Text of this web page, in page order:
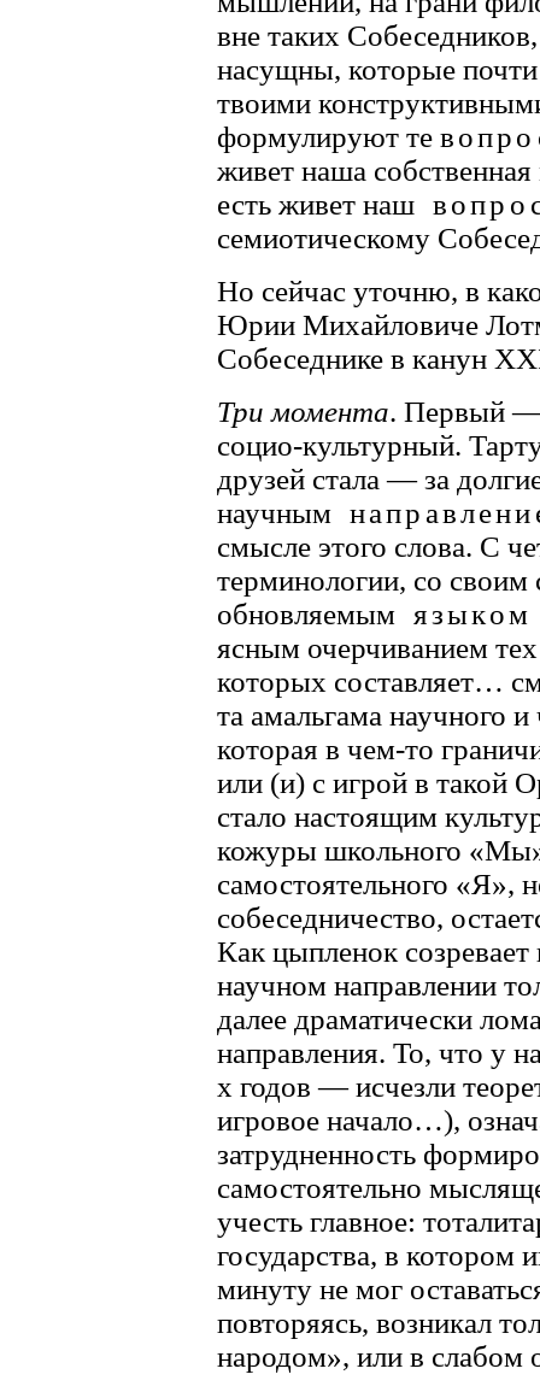
вне таких
насущны, которые
твоими
формулируют те
живет наша
есть живет наш
семиотическому
Но сейчас уточню, в
Юрии Михайловиче
Собеседнике в канун
Три момента. Первый
социо-культурный.
друзей стала — за
научным
смысле этого слова. С
терминологии, со
обновляемым
ясным очерчиванием
которых составляет…
та амальгама научного
которая в чем-то
или (и) с игрой в такой
стало настоящим
кожуры школьного
самостоятельного «Я»,
собеседничество,
Как цыпленок
научном направлении
далее драматически
направления. То, что у
х годов — исчезли
игровое начало…),
затрудненность
самостоятельно
учесть главное:
государства, в котором
минуту не мог
повторяясь, возникал
народом», или в слабом